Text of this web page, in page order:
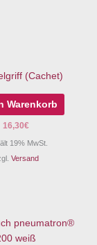
(Cachet)
Warenkorb
16,30€
19% MwSt.
Versand